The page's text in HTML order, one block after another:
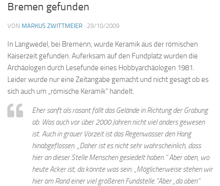
Bremen gefunden
VON MARKUS ZWITTMEIER · 29/10/2009
In Langwedel, bei Bremenn, wurde Keramik aus der römischen
Kaiserzeit gefunden. Auferksam auf den Fundplatz wurden die
Archäologen durch Lesefunde eines Hobbyarchäologen 1981.
Leider wurde nur eine Zeitangabe gemacht und nicht gesagt ob es
sich auch um „römische Keramik“ handelt.
Eher sanft als rasant fällt das Gelände in Richtung der Grabung
ab. Was auch vor über 2000 Jahren nicht viel anders gewesen
ist. Auch in grauer Vorzeit ist das Regenwasser den Hang
hinabgeflossen. „Daher ist es nicht sehr wahrscheinlich, dass
hier an dieser Stelle Menschen gesiedelt haben.“ Aber oben, wo
heute Acker ist, da könnte was sein. „Möglicherweise stehen wir
hier am Rand einer viel größeren Fundstelle.“Aber „da oben“